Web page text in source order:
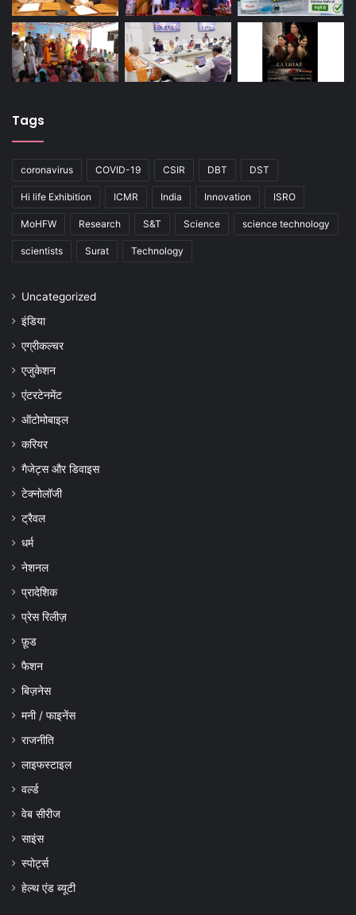
Tags
coronavirus COVID-19 CSIR DBT DST
Hi life Exhibition ICMR India Innovation ISRO
MoHFW Research S&T Science science technology
scientists Surat Technology
Uncategorized
इंडिया
एग्रीकल्चर
एजुकेशन
एंटरटेनमेंट
ऑटोमोबाइल
करियर
गैजेट्स और डिवाइस
टेक्नोलॉजी
ट्रैवल
धर्म
नेशनल
प्रादेशिक
प्रेस रिलीज़
फ़ूड
फैशन
बिज़नेस
मनी / फाइनेंस
राजनीति
लाइफस्टाइल
वर्ल्ड
वेब सीरीज
साइंस
स्पोर्ट्स
हेल्थ एंड ब्यूटी